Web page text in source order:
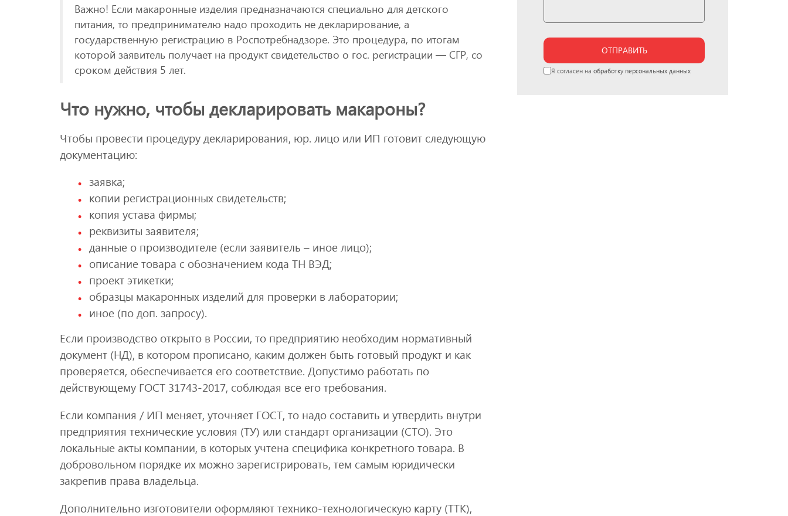
Важно! Если макаронные изделия предназначаются специально для детского
питания, то предпринимателю надо проходить не декларирование, а
государственную регистрацию в Роспотребнадзоре. Это процедура, по итогам
которой заявитель получает на продукт свидетельство о гос. регистрации — СГР, со
сроком действия 5 лет.
Что нужно, чтобы декларировать макароны?
Чтобы провести процедуру декларирования, юр. лицо или ИП готовит следующую
документацию:
заявка;
копии регистрационных свидетельств;
копия устава фирмы;
реквизиты заявителя;
данные о производителе (если заявитель – иное лицо);
описание товара с обозначением кода ТН ВЭД;
проект этикетки;
образцы макаронных изделий для проверки в лаборатории;
иное (по доп. запросу).
Если производство открыто в России, то предприятию необходим нормативный
документ (НД), в котором прописано, каким должен быть готовый продукт и как
проверяется, обеспечивается его соответствие. Допустимо работать по
действующему ГОСТ 31743-2017, соблюдая все его требования.
Если компания / ИП меняет, уточняет ГОСТ, то надо составить и утвердить внутри
предприятия технические условия (ТУ) или стандарт организации (СТО). Это
локальные акты компании, в которых учтена специфика конкретного товара. В
добровольном порядке их можно зарегистрировать, тем самым юридически
закрепив права владельца.
Дополнительно изготовители оформляют технико-технологическую карту (ТТК),
ОТПРАВИТЬ
Я согласен на обработку персональных данных